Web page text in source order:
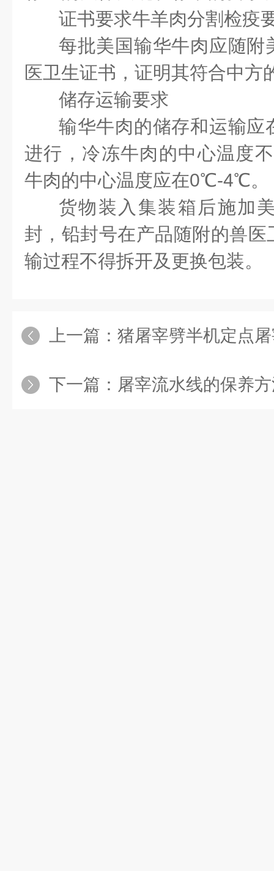
证书要求牛羊肉分割检疫
每批美国输华牛肉应随附
医卫生证书，证明其符合中方
储存运输要求
输华牛肉的储存和运输应
进行，冷冻牛肉的中心温度
牛肉的中心温度应在0℃-4℃。
货物装入集装箱后施加
封，铅封号在产品随附的兽
输过程不得拆开及更换包装。
上一篇： 猪屠宰劈半机定点
下一篇： 屠宰流水线的保养